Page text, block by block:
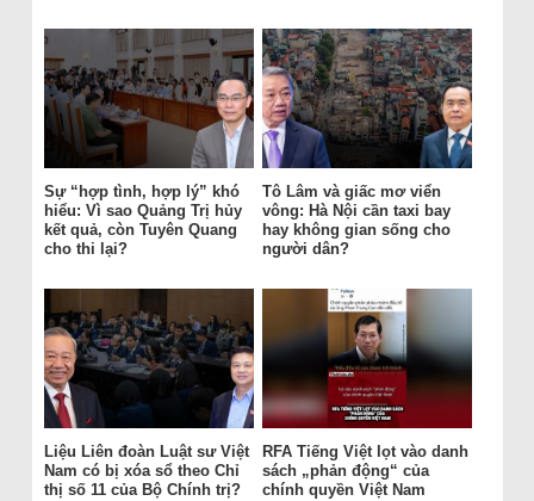
Sự “hợp tình, hợp lý” khó
hiểu: Vì sao Quảng Trị hủy
kết quả, còn Tuyên Quang
cho thi lại?
Tô Lâm và giấc mơ viển
vông: Hà Nội cần taxi bay
hay không gian sống cho
người dân?
Liệu Liên đoàn Luật sư Việt
Nam có bị xóa sổ theo Chỉ
thị số 11 của Bộ Chính trị?
RFA Tiếng Việt lọt vào danh
sách „phản động“ của
chính quyền Việt Nam